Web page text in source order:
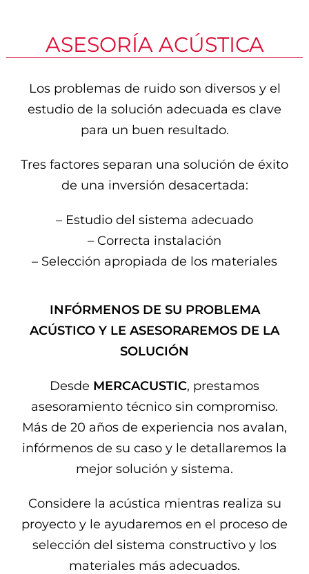
ASESORÍA ACÚSTICA
Los problemas de ruido son diversos y el
estudio de la solución adecuada es clave
para un buen resultado.
Tres factores separan una solución de éxito
de una inversión desacertada:
– Estudio del sistema adecuado
– Correcta instalación
– Selección apropiada de los materiales
INFÓRMENOS DE SU PROBLEMA
ACÚSTICO Y LE ASESORAREMOS DE LA
SOLUCIÓN
Desde MERCACUSTIC, prestamos
asesoramiento técnico sin compromiso.
Más de 20 años de experiencia nos avalan,
infórmenos de su caso y le detallaremos la
mejor solución y sistema.
Considere la acústica mientras realiza su
proyecto y le ayudaremos en el proceso de
selección del sistema constructivo y los
materiales más adecuados.